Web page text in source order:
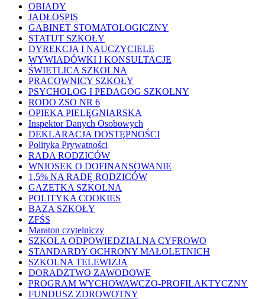
OBIADY
JADŁOSPIS
GABINET STOMATOLOGICZNY
STATUT SZKOŁY
DYREKCJA I NAUCZYCIELE
WYWIADÓWKI I KONSULTACJE
ŚWIETLICA SZKOLNA
PRACOWNICY SZKOŁY
PSYCHOLOG I PEDAGOG SZKOLNY
RODO ZSO NR 6
OPIEKA PIELĘGNIARSKA
Inspektor Danych Osobowych
DEKLARACJA DOSTĘPNOŚCI
Polityka Prywatności
RADA RODZICÓW
WNIOSEK O DOFINANSOWANIE
1,5% NA RADĘ RODZICÓW
GAZETKA SZKOLNA
POLITYKA COOKIES
BAZA SZKOŁY
ZFŚS
Maraton czytelniczy
SZKOŁA ODPOWIEDZIALNA CYFROWO
STANDARDY OCHRONY MAŁOLETNICH
SZKOLNA TELEWIZJA
DORADZTWO ZAWODOWE
PROGRAM WYCHOWAWCZO-PROFILAKTYCZNY
FUNDUSZ ZDROWOTNY